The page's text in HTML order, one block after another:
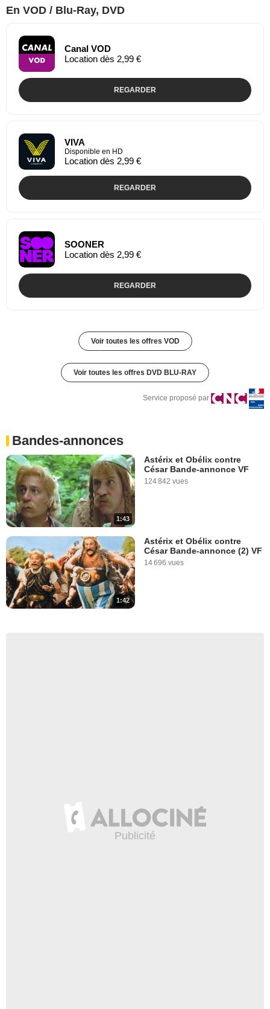
En VOD / Blu-Ray, DVD
Canal VOD
Location dès 2,99 €
REGARDER
VIVA
Disponible en HD
Location dès 2,99 €
REGARDER
SOONER
Location dès 2,99 €
REGARDER
Voir toutes les offres VOD
Voir toutes les offres DVD BLU-RAY
Service proposé par
Bandes-annonces
1:43
Astérix et Obélix contre
César Bande-annonce VF
124 842 vues
1:42
Astérix et Obélix contre
César Bande-annonce (2) VF
14 696 vues